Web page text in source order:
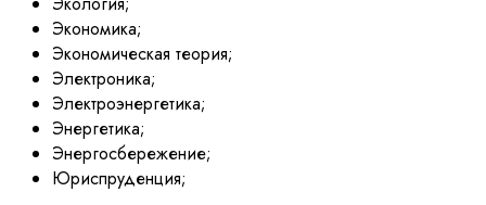
Экономика;
Экономическая теория;
Электроника;
Электроэнергетика;
Энергетика;
Энергосбережение;
Юриспруденция;